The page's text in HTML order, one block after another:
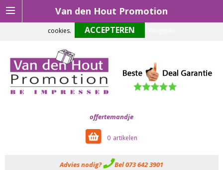
Van den Hout Promotion
offertemandje
0
Advies nodig? Bel 073 642 3901
Om onze website optimaal te laten functioneren maken wij gebruik van
cookies.